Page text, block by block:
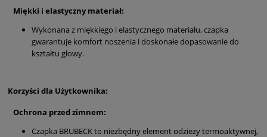
Miękki i elastyczny materiał:
Wykonana z miękkiego i elastycznego materiału, czapka
gwarantuje komfort noszenia i doskonałe dopasowanie do
kształtu głowy.
Korzyści dla Użytkownika:
Ochrona przed zimnem:
Czapka BRUBECK to niezbędny element odzieży termoaktywnej,